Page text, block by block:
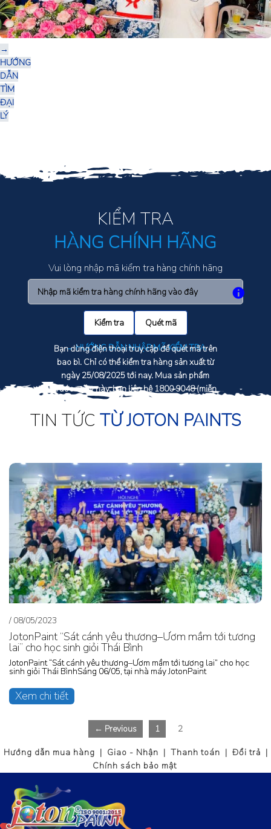
→
HƯỚNG
DẪN
TÌM
ĐẠI
LÝ
KIỂM TRA
HÀNG CHÍNH HÃNG
Vui lòng nhập mã kiểm tra hàng chính hãng
Kiểm tra Quét mã
→ HƯỚNG DẪN NHẬP MÃ KIỂM TRA
Bạn dùng điện thoại truy cập để quét mã trên
bao bì. Chỉ có thể kiểm tra hàng sản xuất từ
ngày 25/08/2025 tới nay. Mua sản phẩm
trước ngày này, bạn liên hệ 1800 9048(miễn
phí) để kiểm tra
TIN TỨC TỪ JOTON PAINTS
JotonPaint “Sát cánh yêu thương–Ươm mầm tới tương
lai” cho học sinh giỏi Thái Bình
JotonPaint “Sát cánh yêu thương–Ươm mầm tới tương lai” cho học
sinh giỏi Thái BìnhSáng 06/05, tại nhà máy JotonPaint
Xem chi tiết
/ 08/05/2023
← Previous 1 2
Hướng dẫn mua hàng | Giao - Nhận | Thanh toán | Đổi trả |
Chính sách bảo mật